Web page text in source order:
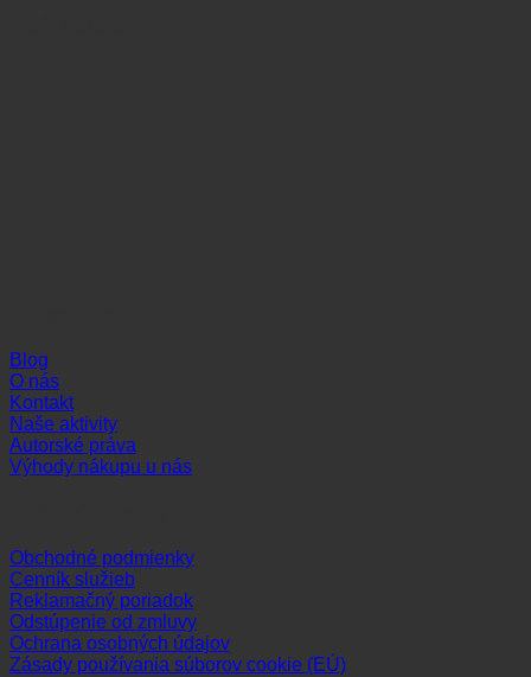
Blog
O nás
Kontakt
Naše aktivity
Autorské práva
Výhody nákupu u nás
Obchodné podmienky
Cenník služieb
Reklamačný poriadok
Odstúpenie od zmluvy
Ochrana osobných údajov
Zásady používania súborov cookie (EÚ)